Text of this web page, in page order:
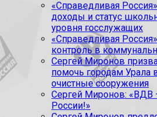
«Справедливая
доходы и статус
уровня госслужащих
«Справедливая
контроль в
Сергей Миронов
помочь городам Урала
очистные сооружения
Сергей Миронов: «ВДВ
России!»